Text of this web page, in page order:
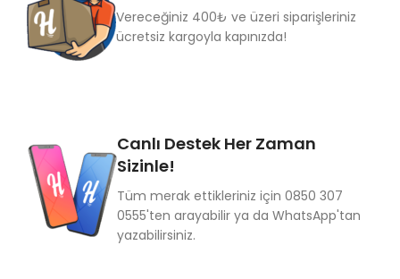
Vereceğiniz 400₺ ve üzeri siparişleriniz
ücretsiz kargoyla kapınızda!
Canlı Destek Her Zaman
Sizinle!
Tüm merak ettikleriniz için 0850 307
0555'ten arayabilir ya da WhatsApp'tan
yazabilirsiniz.